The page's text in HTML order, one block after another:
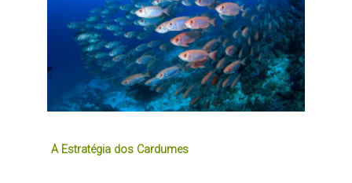
A Estratégia dos Cardumes